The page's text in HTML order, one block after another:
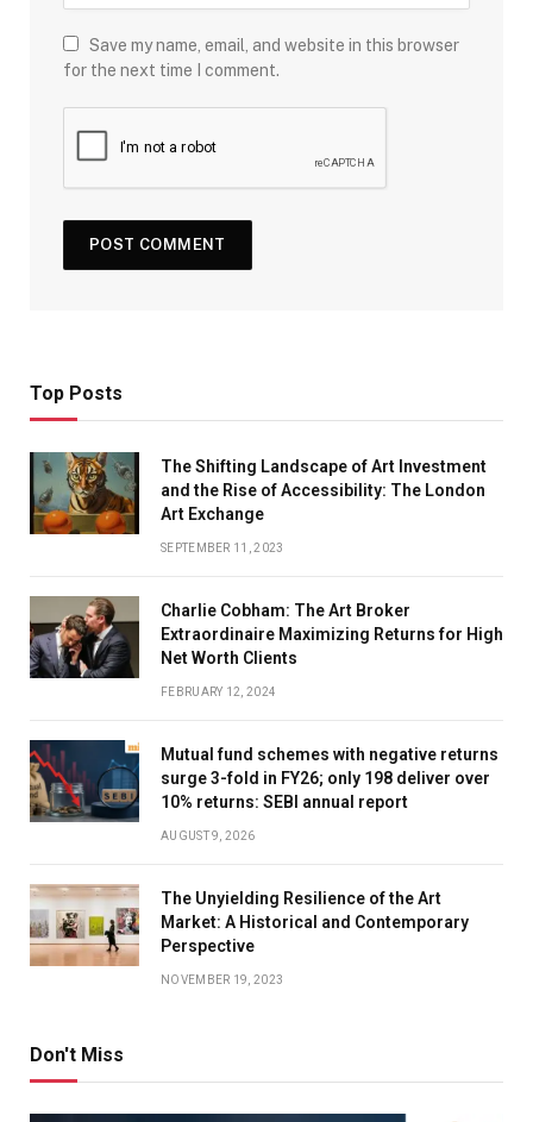
Save my name, email, and website in this browser
for the next time I comment.
Top Posts
The Shifting Landscape of Art Investment
and the Rise of Accessibility: The London
Art Exchange
SEPTEMBER 11, 2023
Charlie Cobham: The Art Broker
Extraordinaire Maximizing Returns for High
Net Worth Clients
FEBRUARY 12, 2024
Mutual fund schemes with negative returns
surge 3-fold in FY26; only 198 deliver over
10% returns: SEBI annual report
AUGUST 9, 2026
The Unyielding Resilience of the Art
Market: A Historical and Contemporary
Perspective
NOVEMBER 19, 2023
Don't Miss